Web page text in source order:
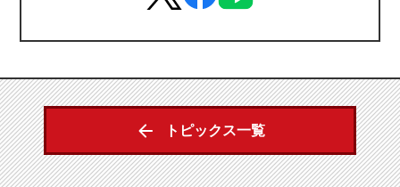
トピックス一覧